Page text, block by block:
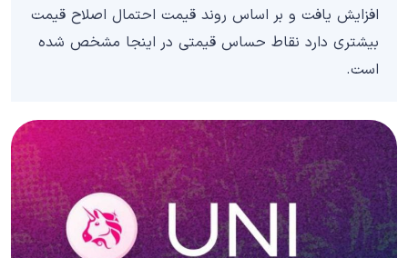
افزایش یافت و بر اساس روند قیمت احتمال اصلاح قیمت
بیشتری دارد نقاط حساس قیمتی در اینجا مشخص شده
است.